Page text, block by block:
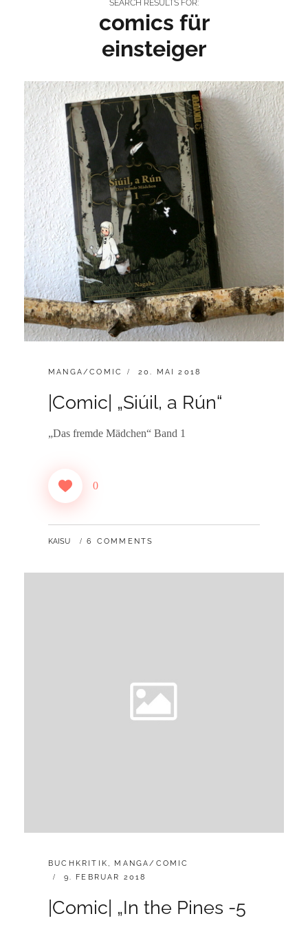
SEARCH RESULTS FOR:
comics für
einsteiger
CATEGORIES:
MANGA/COMIC
POSTED
20. MAI 2018
|Comic| „Siúil, a Rún“
„Das fremde Mädchen“ Band 1
0
BY
KAISU 6 COMMENTS
CATEGORIES:
BUCHKRITIK, MANGA/COMIC
POSTED
9. FEBRUAR 2018
|Comic| „In the Pines -5